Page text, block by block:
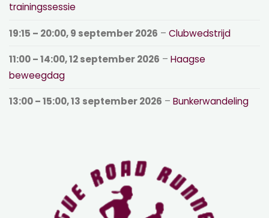
trainingssessie
19:15 – 20:00,9 september 2026 –Clubwedstrijd
11:00– 14:00,12 september 2026 –Haagse
beweegdag
13:00– 15:00,13 september 2026 –Bunkerwandeling